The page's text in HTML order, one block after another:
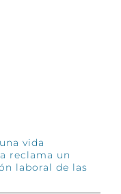
vida
reclama un
laboral de las